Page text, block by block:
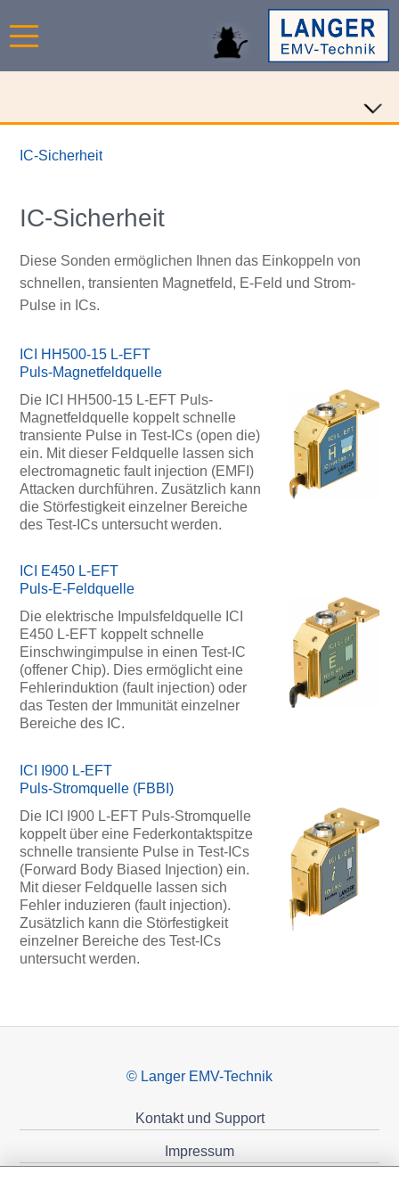
IC-Sicherheit
IC-Sicherheit
Diese Sonden ermöglichen Ihnen das Einkoppeln von
schnellen, transienten Magnetfeld, E-Feld und Strom-
Pulse in ICs.
ICI HH500-15 L-EFT
Puls-Magnetfeldquelle
Die ICI HH500-15 L-EFT Puls-
Magnetfeldquelle koppelt schnelle
transiente Pulse in Test-ICs (open die)
ein. Mit dieser Feldquelle lassen sich
electromagnetic fault injection (EMFI)
Attacken durchführen. Zusätzlich kann
die Störfestigkeit einzelner Bereiche
des Test-ICs untersucht werden.
ICI E450 L-EFT
Puls-E-Feldquelle
Die elektrische Impulsfeldquelle ICI
E450 L-EFT koppelt schnelle
Einschwingimpulse in einen Test-IC
(offener Chip). Dies ermöglicht eine
Fehlerinduktion (fault injection) oder
das Testen der Immunität einzelner
Bereiche des IC.
ICI I900 L-EFT
Puls-Stromquelle (FBBI)
Die ICI I900 L-EFT Puls-Stromquelle
koppelt über eine Federkontaktspitze
schnelle transiente Pulse in Test-ICs
(Forward Body Biased Injection) ein.
Mit dieser Feldquelle lassen sich
Fehler induzieren (fault injection).
Zusätzlich kann die Störfestigkeit
einzelner Bereiche des Test-ICs
untersucht werden.
© Langer EMV-Technik
Kontakt und Support
Impressum